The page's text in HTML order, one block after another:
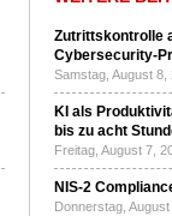
Zutrittskontrolle
Cybersecurity-
Samstag, August
KI als
bis zu acht
Freitag, August 7,
NIS-2
Donnerstag,